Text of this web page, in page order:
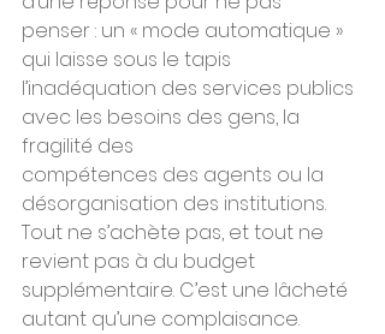
penser : un « mode automatique »
qui laisse sous le tapis
l’inadéquation des services publics
avec les besoins des gens, la
fragilité des
compétences des agents ou la
désorganisation des institutions.
Tout ne s’achète pas, et tout ne
revient pas à du budget
supplémentaire. C’est une lâcheté
autant qu’une complaisance.